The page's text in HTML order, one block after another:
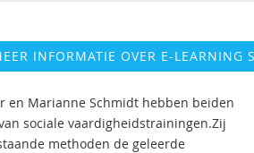
INFORMATIE OVER E-LEARNING
en Marianne Schmidt hebben beiden
sociale vaardigheidstrainingen.Zij
methoden de geleerde